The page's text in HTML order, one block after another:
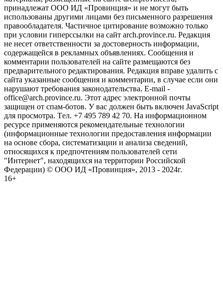
принадлежат ООО ИД «Провинция» и не могут быть
использованы другими лицами без письменного разрешения
правообладателя. Частичное цитирование возможно только
при условии гиперссылки на сайт arch.province.ru. Редакция
не несет ответственности за достоверность информации,
содержащейся в рекламных объявлениях. Сообщения и
комментарии пользователей на сайте размещаются без
предварительного редактирования. Редакция вправе удалить с
сайта указанные сообщения и комментарии, в случае если они
нарушают требования законодательства. E-mail -
office@arch.province.ru. Этот адрес электронной почты
защищен от спам-ботов. У вас должен быть включен JavaScript
для просмотра. Tел. +7 495 789 42 70. На информационном
ресурсе применяются рекомендательные технологии
(информационные технологии предоставления информации
на основе сбора, систематизации и анализа сведений,
относящихся к предпочтениям пользователей сети
"Интернет", находящихся на территории Российской
Федерации) © ООО ИД «Провинция», 2013 - 2024г.
16+